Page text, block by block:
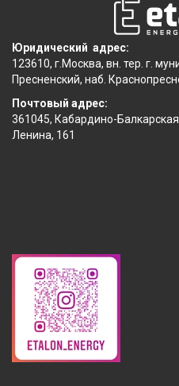
Юридический адрес:
123610, г.Москва, вн. тер. г.
Пресненский, наб.
Почтовый адрес:
361045, Кабардино-
Ленина, 161